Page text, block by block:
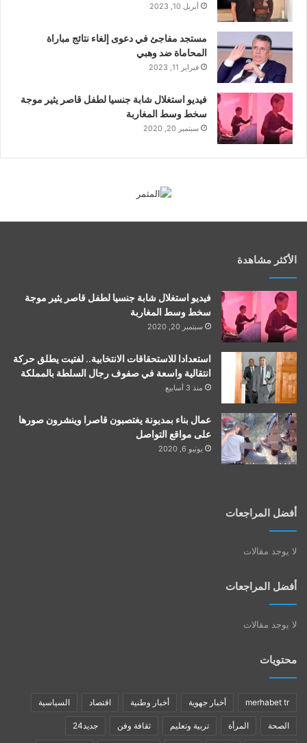
أبريل 10, 2023
مستجد مفاجئ في دعوى إلغاء نتائج مباراة
المحاماة ضد وهبي
فبراير 11, 2023
فيديو استغلال شابة جنسيا لطفل قاصر يثير موجة
سخط وسط المغاربة
سبتمبر 20, 2020
الأكثر مشاهدة
فيديو استغلال شابة جنسيا لطفل قاصر يثير موجة
سخط وسط المغاربة
سبتمبر 20, 2020
استعدادا للاستحقاقات الانتخابية.. لفتيت يطلق حركة
انتقالية واسعة في صفوف رجال السلطة بالمملكة
منذ 3 أسابيع
عمال بناء بمديونة يغتصبون قاصرا وينشرون صورها
على مواقع التواصل
يونيو 6, 2020
أفضل المراجعات
لا يوجد مقالات
أفضل المراجعات
لا يوجد مقالات
محتويات
merhabet tr أخبار جهوية أخبار وطنية اقتصاد السياسية
الصحة المرأة تربية وتعليم ثقافة وفن جديد24